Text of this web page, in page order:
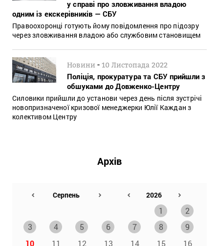
у справі про зловживання владою
одним із екскерівників — СБУ
Правоохоронці готують йому повідомлення про підозру
через зловживання владою або службовим становищем
Новини -10 Листопада 2022
Поліція, прокуратура та СБУ прийшли з
обшуками до Довженко-Центру
Силовики прийшли до установи через день після зустрічі
новопризначеної кризової менеджерки Юлії Каждан з
колективом Центру
Архів
1
2
3
4 5 6 7 8
9
10
11 12 13 14 15
16